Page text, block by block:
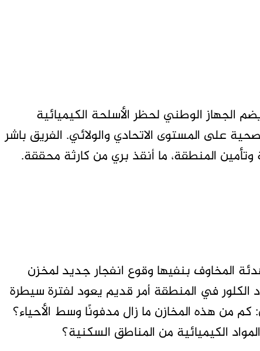
الوطني لحظر الأسلحة الكيميائية
على المستوى الاتحادي والولائي. الفريق باشر
المنطقة، ما أنقذ بري من كارثة محققة.
المخاوف بنفيها وقوع انفجار جديد لمخزن
الكلور في المنطقة أمر قديم يعود لفترة سيطرة
من هذه المخازن ما زال مدفونًا وسط الأحياء؟
الكيميائية من المناطق السكنية؟